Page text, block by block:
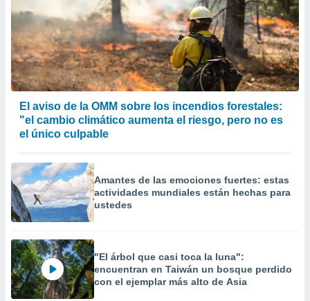
El aviso de la OMM sobre los incendios forestales:
"el cambio climático aumenta el riesgo, pero no es
el único culpable
Amantes de las emociones fuertes: estas
actividades mundiales están hechas para
ustedes
"El árbol que casi toca la luna":
encuentran en Taiwán un bosque perdido
con el ejemplar más alto de Asia